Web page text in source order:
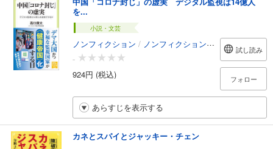
を...
小説・文芸
ノンフィクション / ノンフィクション・ドキュメンタリー
-
924円 (税込)
試し読み
フォロー
あらすじを表示する
カネとスパイとジャッキー・チェン